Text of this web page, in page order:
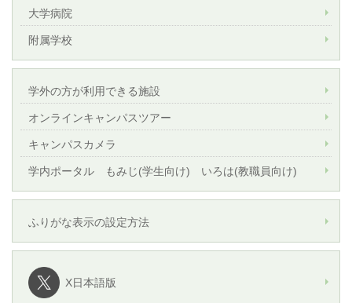
大学病院
附属学校
学外の方が利用できる施設
オンラインキャンパスツアー
キャンパスカメラ
学内ポータル もみじ(学生向け) いろは(教職員向け)
ふりがな表示の設定方法
X日本語版